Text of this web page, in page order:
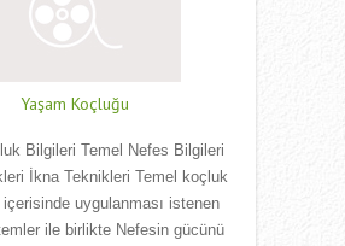
Yaşam Koçluğu
Bilgileri Temel Nefes Bilgileri
İkna Teknikleri Temel koçluk
uygulanması istenen
ile birlikte Nefesin gücünü